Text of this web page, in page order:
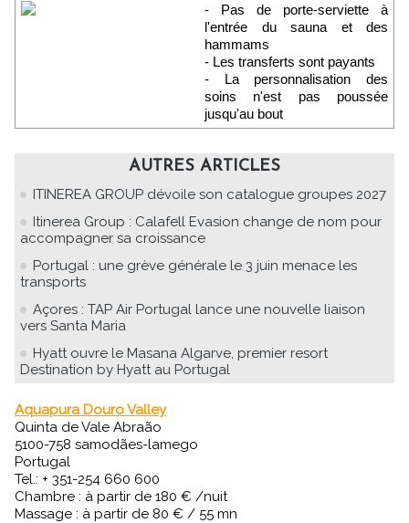
- Pas de porte-serviette à
l'entrée du sauna et des
hammams
- Les transferts sont payants
- La personnalisation des
soins n'est pas poussée
jusqu'au bout
AUTRES ARTICLES
ITINEREA GROUP dévoile son catalogue groupes 2027
Itinerea Group : Calafell Evasion change de nom pour
accompagner sa croissance
Portugal : une grève générale le 3 juin menace les
transports
Açores : TAP Air Portugal lance une nouvelle liaison
vers Santa Maria
Hyatt ouvre le Masana Algarve, premier resort
Destination by Hyatt au Portugal
Aquapura Douro Valley
Quinta de Vale Abraão
5100-758 samodães-lamego
Portugal
Tel.: + 351-254 660 600
Chambre : à partir de 180 € /nuit
Massage : à partir de 80 € / 55 mn